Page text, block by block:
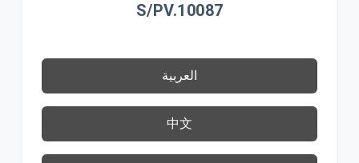
S/PV.10087
العربية
中文